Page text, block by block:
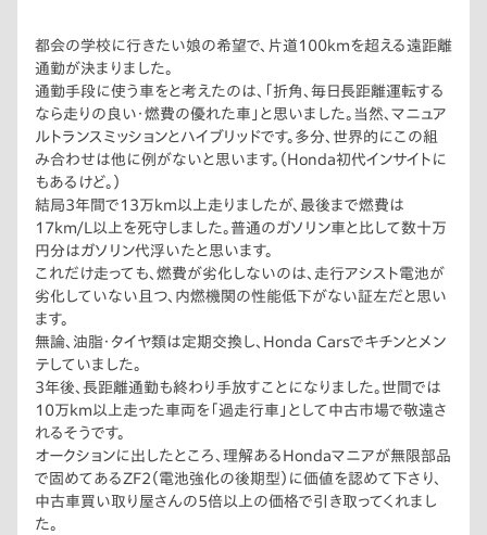
都会の学校に行きたい娘の希望で、片道100kmを超える遠距離
通勤が決まりました。
通勤手段に使う車をと考えたのは、「折角、毎日長距離運転する
なら走りの良い・燃費の優れた車」と思いました。当然、マニュア
ルトランスミッションとハイブリッドです。多分、世界的にこの組
み合わせは他に例がないと思います。（Honda初代インサイトに
もあるけど。）
結局3年間で13万km以上走りましたが、最後まで燃費は
17km/L以上を死守しました。普通のガソリン車と比して数十万
円分はガソリン代浮いたと思います。
これだけ走っても、燃費が劣化しないのは、走行アシスト電池が
劣化していない且つ、内燃機関の性能低下がない証左だと思い
ます。
無論、油脂・タイヤ類は定期交換し、Honda Carsでキチンとメン
テしていました。
3年後、長距離通勤も終わり手放すことになりました。世間では
10万km以上走った車両を「過走行車」として中古市場で敬遠さ
れるそうです。
オークションに出したところ、理解あるHondaマニアが無限部品
で固めてあるZF2（電池強化の後期型）に価値を認めて下さり、
中古車買い取り屋さんの5倍以上の価格で引き取ってくれまし
た。